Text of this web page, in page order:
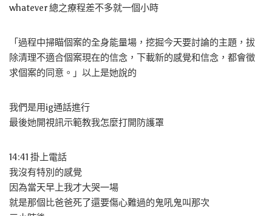
whatever 總之療程差不多就一個小時
「過程中掃瞄個案的全身能量場，挖掘今天要討論的主題，拔
除清理不適合個案現在的信念，下載新的感覺和信念，都會徵
求個案的同意。」以上是她說的
我們是用ig通話進行
最後她開視訊示範教我怎麼打開防護罩
14:41 掛上電話
我沒有特別的感覺
因為當天早上我才大哭一場
就是那個比爸爸死了還要傷心難過的鬼吼鬼叫那次